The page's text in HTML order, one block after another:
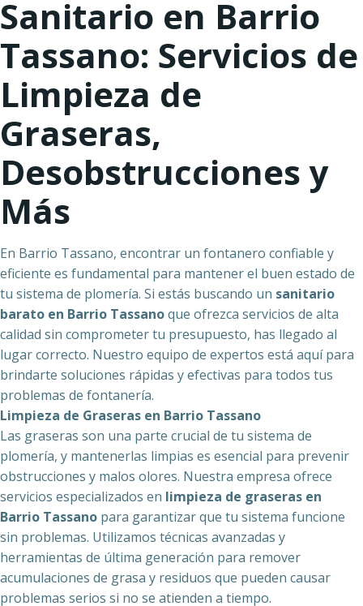
Sanitario en Barrio
Tassano: Servicios de
Limpieza de
Graseras,
Desobstrucciones y
Más
En Barrio Tassano, encontrar un fontanero confiable y
eficiente es fundamental para mantener el buen estado de
tu sistema de plomería. Si estás buscando un sanitario
barato en Barrio Tassanoque ofrezca servicios de alta
calidad sin comprometer tu presupuesto, has llegado al
lugar correcto. Nuestro equipo de expertos está aquí para
brindarte soluciones rápidas y efectivas para todos tus
problemas de fontanería.
Limpieza de Graseras en Barrio Tassano
Las graseras son una parte crucial de tu sistema de
plomería, y mantenerlas limpias es esencial para prevenir
obstrucciones y malos olores. Nuestra empresa ofrece
servicios especializados en limpieza de graseras en
Barrio Tassano para garantizar que tu sistema funcione
sin problemas. Utilizamos técnicas avanzadas y
herramientas de última generación para remover
acumulaciones de grasa y residuos que pueden causar
problemas serios si no se atienden a tiempo.